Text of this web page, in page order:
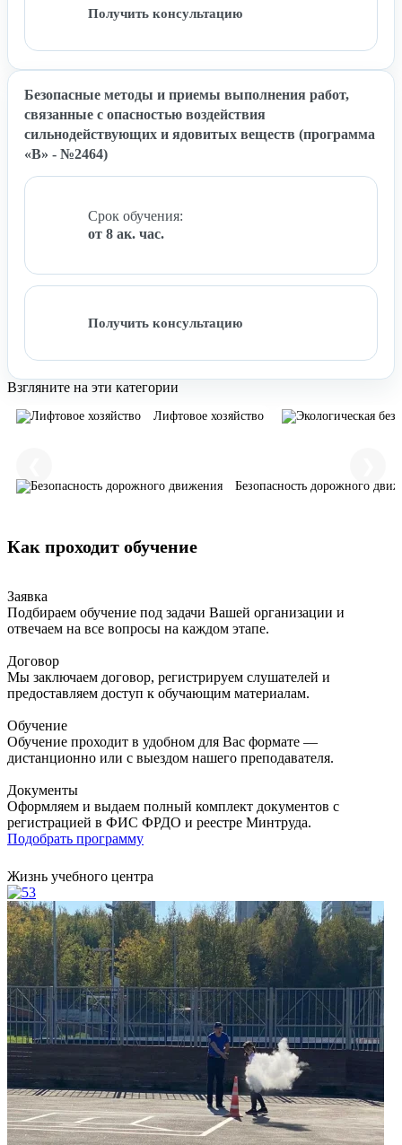
Получить консультацию
Безопасные методы и приемы выполнения работ,
связанные с опасностью воздействия
сильнодействующих и ядовитых веществ (программа
«В» - №2464)
Срок обучения:
от 8 ак. час.
Получить консультацию
Взгляните на эти категории
Лифтовое хозяйство
Безопасность дорожного
Как проходит обучение
Заявка
Подбираем обучение под задачи Вашей организации и
отвечаем на все вопросы на каждом этапе.
Договор
Мы заключаем договор, регистрируем слушателей и
предоставляем доступ к обучающим материалам.
Обучение
Обучение проходит в удобном для Вас формате —
дистанционно или с выездом нашего преподавателя.
Документы
Оформляем и выдаем полный комплект документов с
регистрацией в ФИС ФРДО и реестре Минтруда.
Подобрать программу
Жизнь учебного центра